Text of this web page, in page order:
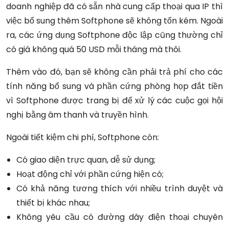
doanh nghiệp đã có sẵn nhà cung cấp thoại qua IP thì
việc bổ sung thêm Softphone sẽ không tốn kém. Ngoài
ra, các ứng dụng Softphone độc lập cũng thường chỉ
có giá không quá 50 USD mỗi tháng mà thôi.
Thêm vào đó, bạn sẽ không cần phải trả phí cho các
tính năng bổ sung và phần cứng phòng họp đắt tiền
vì Softphone được trang bị để xử lý các cuộc gọi hội
nghị bằng âm thanh và truyền hình.
Ngoài tiết kiệm chi phí, Softphone còn:
Có giao diện trực quan, dễ sử dụng;
Hoạt động chỉ với phần cứng hiện có;
Có khả năng tương thích với nhiều trình duyệt và
thiết bị khác nhau;
Không yêu cầu có đường dây điện thoại chuyên